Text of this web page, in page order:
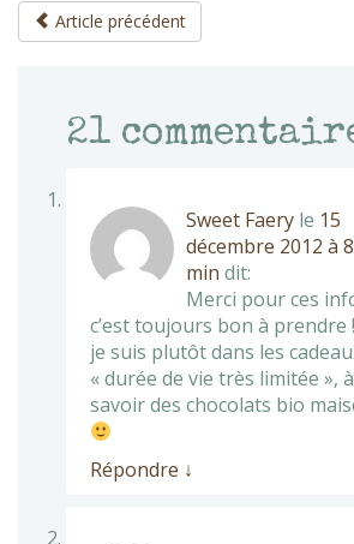
Article précédent
21
Sweet Faery le 15
décembre 2012 à
min dit:
Merci pour ces
c’est toujours bon à prendre
je suis plutôt dans les
« durée de vie très limitée », à
savoir des chocolats bio
Répondre ↓